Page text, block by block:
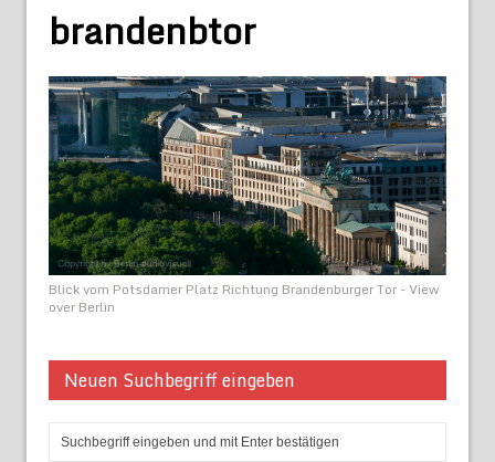
brandenbtor
Blick vom Potsdamer Platz Richtung Brandenburger Tor - View
over Berlin
Neuen Suchbegriff eingeben